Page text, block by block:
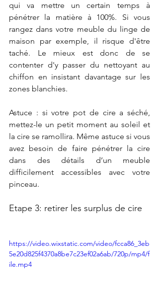
qui va mettre un certain temps à
pénétrer la matière à 100%. Si vous
rangez dans votre meuble du linge de
maison par exemple, il risque d'être
taché. Le mieux est donc de se
contenter d'y passer du nettoyant au
chiffon en insistant davantage sur les
zones blanchies.
Astuce : si votre pot de cire a séché,
mettez-le un petit moment au soleil et
la cire se ramollira. Même astuce si vous
avez besoin de faire pénétrer la cire
dans des détails d’un meuble
difficilement accessibles avec votre
pinceau.
Etape 3: retirer les surplus de cire
https://video.wixstatic.com/video/fcca86_3eb
5e20d825f4370a8be7c23ef02a6ab/720p/mp4/f
ile.mp4